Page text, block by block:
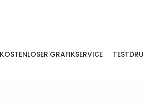
KOSTENLOSER GRAFIKSERVICE